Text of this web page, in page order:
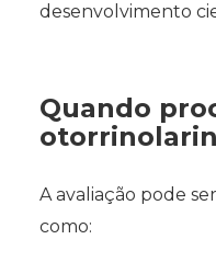
desenvolvimento
Quando
A avaliação pode
como: